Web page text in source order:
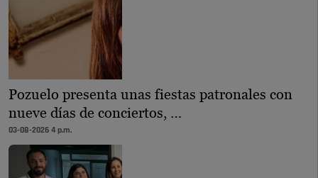
Pozuelo presenta unas fiestas patronales con
nueve días de conciertos, …
03-08-2026 4 p.m.